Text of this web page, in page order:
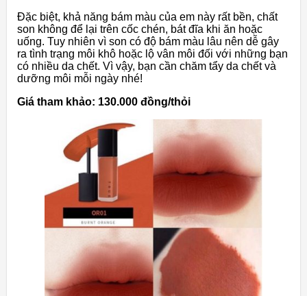
Đặc biệt, khả năng bám màu của em này rất bền, chất
son không để lại trên cốc chén, bát đĩa khi ăn hoặc
uống. Tuy nhiên vì son có độ bám màu lâu nên dễ gây
ra tình trạng môi khô hoặc lộ vân môi đối với những bạn
có nhiều da chết. Vì vậy, bạn cần chăm tẩy da chết và
dưỡng môi mỗi ngày nhé!
Giá tham khảo: 130.000 đồng/thỏi